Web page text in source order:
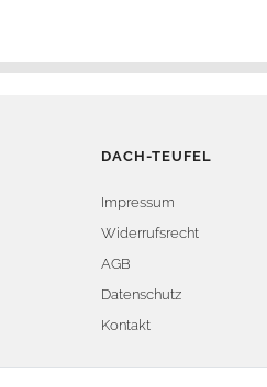
DACH-TEUFEL
Impressum
Widerrufsrecht
AGB
Datenschutz
Kontakt